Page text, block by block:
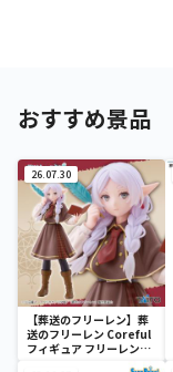
おすすめ景品
26.07.30
【葬送のフリーレン】葬
送のフリーレン Coreful
フィギュア フリーレン～